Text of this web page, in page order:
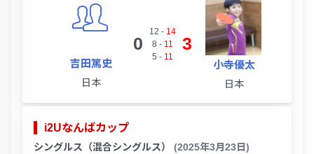
吉田篤史
日本
0
12 - 14
8 - 11
5 - 11
3
小寺優太
日本
i2Uなんばカップ
シングルス（混合シングルス） (2025年3月23日)